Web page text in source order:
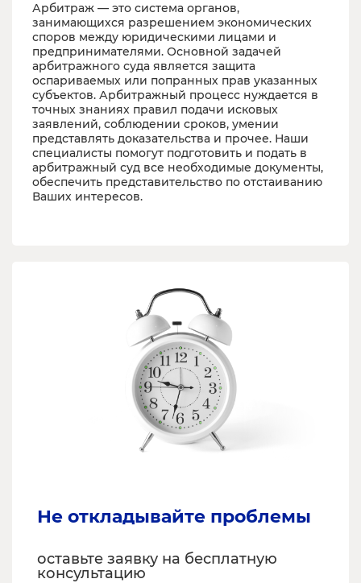
Арбитраж — это система органов,
занимающихся разрешением экономических
споров между юридическими лицами и
предпринимателями. Основной задачей
арбитражного суда является защита
оспариваемых или попранных прав указанных
субъектов. Арбитражный процесс нуждается в
точных знаниях правил подачи исковых
заявлений, соблюдении сроков, умении
представлять доказательства и прочее. Наши
специалисты помогут подготовить и подать в
арбитражный суд все необходимые документы,
обеспечить представительство по отстаиванию
Ваших интересов.
Не откладывайте проблемы
оставьте заявку на бесплатную
консультацию